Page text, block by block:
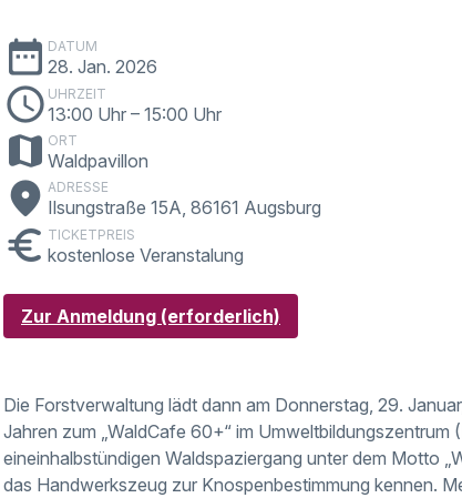
date_range DATUM
28. Jan. 2026
schedule UHRZEIT
13:00 Uhr – 15:00 Uhr
map ORT
Waldpavillon
place ADRESSE
Ilsungstraße 15A, 86161 Augsburg
euro TICKETPREIS
kostenlose Veranstalung
Zur Anmeldung (erforderlich)
Die Forstverwaltung lädt dann am Donnerstag, 29.
Jahren zum „WaldCafe 60+“ im Umweltbildungszentrum
eineinhalbstündigen Waldspaziergang unter dem Motto
das Handwerkszeug zur Knospenbestimmung kennen.